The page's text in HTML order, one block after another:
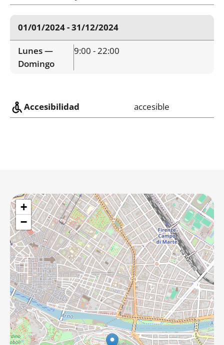
01/01/2024 - 31/12/2024
Lunes —
Domingo
9:00 - 22:00
Accesibilidad accesible
+
−